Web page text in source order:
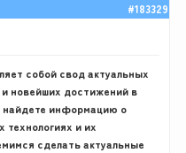
#183329
собой свод актуальных
новейших достижений в
найдете информацию о
и их
сделать актуальные